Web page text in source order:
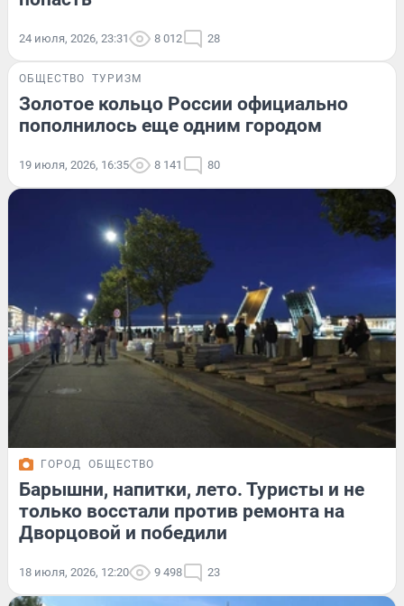
24 июля, 2026, 23:31 8 012 28
ОБЩЕСТВО ТУРИЗМ
Золотое кольцо России официально
пополнилось еще одним городом
19 июля, 2026, 16:35 8 141 80
ГОРОД ОБЩЕСТВО
Барышни, напитки, лето. Туристы и не
только восстали против ремонта на
Дворцовой и победили
18 июля, 2026, 12:20 9 498 23